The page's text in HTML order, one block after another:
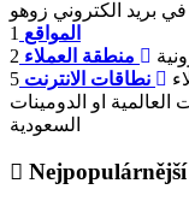
المواقع 1
منطقة العملاء 2
نطاقات الانترنت 5
العالمية او الدومينات
السعودية
Nejpopulárnější